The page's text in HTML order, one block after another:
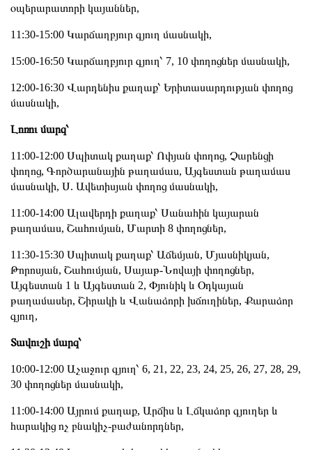
օպերարատորի կայաններ,
11:30-15:00 Կարճաղբյուր գյուղ մասնակի,
15:00-16:50 Կարճաղբյուր գյուղ՝ 7, 10 փողոցներ մասնակի,
12:00-16:30 Վարդենիս քաղաք՝ Երիտասարդության փողոց
մասնակի,
Լոռու մարզ՝
11:00-12:00 Սպիտակ քաղաք՝ Ոփյան փողոց, Չարենցի
փողոց, Գործարանային թաղամաս, Այգեստան թաղամաս
մասնակի, Ս. Ավետիսյան փողոց մասնակի,
11:00-14:00 Ալավերդի քաղաք՝ Սանահին կայարան
թաղամաս, Շահումյան, Մարտի 8 փողոցներ,
11:30-15:30 Սպիտակ քաղաք՝ Աճեմյան, Մյասնիկյան,
Թորոսյան, Շահումյան, Սայաթ-Նովայի փողոցներ,
Այգեստան 1 և Այգեստան 2, Փյունիկ և Օդկայան
թաղամասեր, Շիրակի և Վանաձորի խճուղիներ, Քարաձոր
գյուղ,
Տավուշի մարզ՝
10:00-12:00 Աչաջուր գյուղ՝ 6, 21, 22, 23, 24, 25, 26, 27, 28, 29,
30 փողոցներ մասնակի,
11:00-14:00 Այրում քաղաք, Արճիս և Լճկաձոր գյուղեր և
հարակից ոչ բնակիչ-բաժանորդներ,